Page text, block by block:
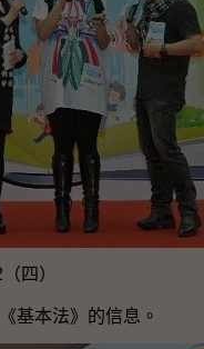
四）
基本法》的信息。